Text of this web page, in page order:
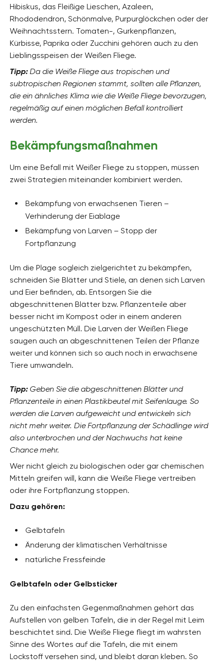
Hibiskus, das Fleißige Lieschen, Azaleen,
Rhododendron, Schönmalve, Purpurglöckchen oder der
Weihnachtsstern. Tomaten-, Gurkenpflanzen,
Kürbisse, Paprika oder Zucchini gehören auch zu den
Lieblingsspeisen der Weißen Fliege.
Tipp: Da die Weiße Fliege aus tropischen und
subtropischen Regionen stammt, sollten alle Pflanzen,
die ein ähnliches Klima wie die Weiße Fliege bevorzugen,
regelmäßig auf einen möglichen Befall kontrolliert
werden.
Bekämpfungsmaßnahmen
Um eine Befall mit Weißer Fliege zu stoppen, müssen
zwei Strategien miteinander kombiniert werden.
Bekämpfung von erwachsenen Tieren –
Verhinderung der Eiablage
Bekämpfung von Larven – Stopp der
Fortpflanzung
Um die Plage sogleich zielgerichtet zu bekämpfen,
schneiden Sie Blätter und Stiele, an denen sich Larven
und Eier befinden, ab. Entsorgen Sie die
abgeschnittenen Blätter bzw. Pflanzenteile aber
besser nicht im Kompost oder in einem anderen
ungeschützten Müll. Die Larven der Weißen Fliege
saugen auch an abgeschnittenen Teilen der Pflanze
weiter und können sich so auch noch in erwachsene
Tiere umwandeln.
Tipp: Geben Sie die abgeschnittenen Blätter und
Pflanzenteile in einen Plastikbeutel mit Seifenlauge. So
werden die Larven aufgeweicht und entwickeln sich
nicht mehr weiter. Die Fortpflanzung der Schädlinge wird
also unterbrochen und der Nachwuchs hat keine
Chance mehr.
Wer nicht gleich zu biologischen oder gar chemischen
Mitteln greifen will, kann die Weiße Fliege vertreiben
oder ihre Fortpflanzung stoppen.
Dazu gehören:
Gelbtafeln
Änderung der klimatischen Verhältnisse
natürliche Fressfeinde
Gelbtafeln oder Gelbsticker
Zu den einfachsten Gegenmaßnahmen gehört das
Aufstellen von gelben Tafeln, die in der Regel mit Leim
beschichtet sind. Die Weiße Fliege fliegt im wahrsten
Sinne des Wortes auf die Tafeln, die mit einem
Lockstoff versehen sind, und bleibt daran kleben. So